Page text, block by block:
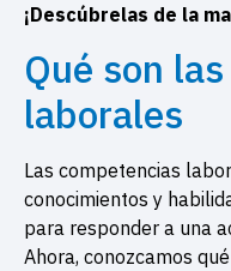
¡Descúbrelas de la
Qué son
laborales
Las competencias
conocimientos y
para responder a una
Ahora, conozcamos